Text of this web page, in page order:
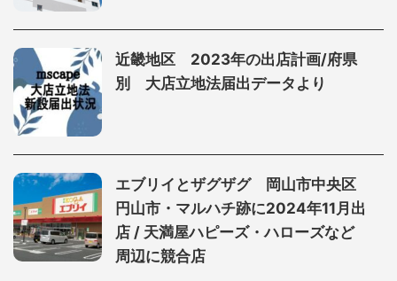
近畿地区 2023年の出店計画/府県
別 大店立地法届出データより
エブリイとザグザグ 岡山市中央区
円山市・マルハチ跡に2024年11月出
店 / 天満屋ハピーズ・ハローズなど
周辺に競合店